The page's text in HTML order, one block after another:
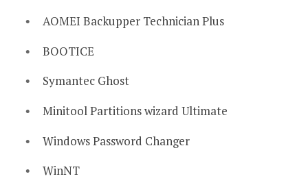
AOMEI Backupper Technician Plus
BOOTICE
Symantec Ghost
Minitool Partitions wizard Ultimate
Windows Password Changer
WinNT